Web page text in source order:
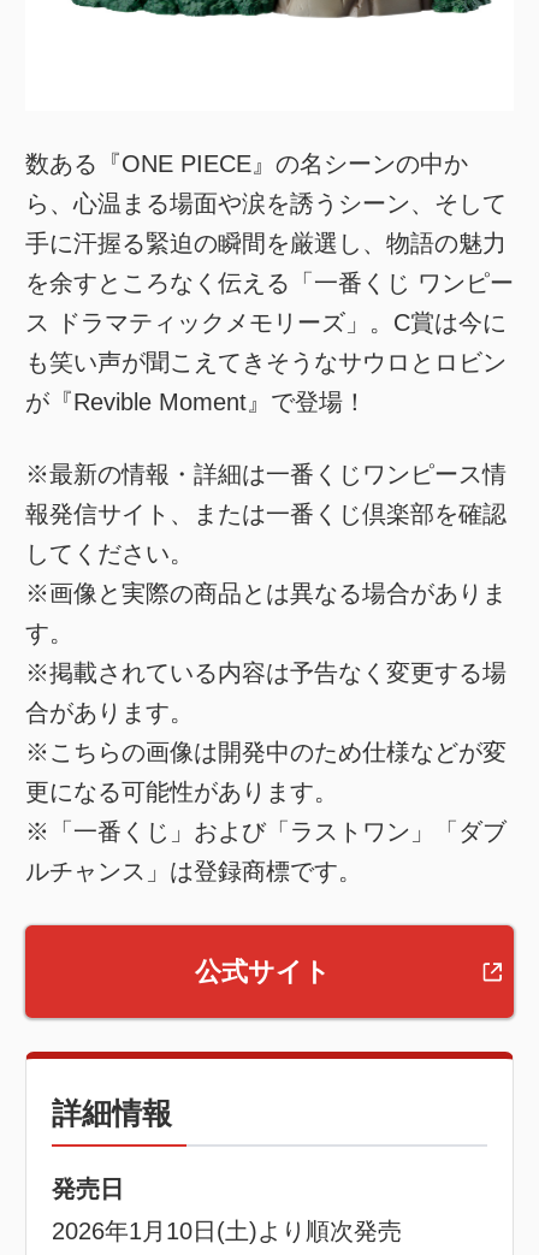
数ある『ONE PIECE』の名シーンの中か
ら、心温まる場面や涙を誘うシーン、そして
手に汗握る緊迫の瞬間を厳選し、物語の魅力
を余すところなく伝える「一番くじ ワンピー
ス ドラマティックメモリーズ」。C賞は今に
も笑い声が聞こえてきそうなサウロとロビン
が『Revible Moment』で登場！
※最新の情報・詳細は一番くじワンピース情
報発信サイト、または一番くじ倶楽部を確認
してください。
※画像と実際の商品とは異なる場合がありま
す。
※掲載されている内容は予告なく変更する場
合があります。
※こちらの画像は開発中のため仕様などが変
更になる可能性があります。
※「一番くじ」および「ラストワン」「ダブ
ルチャンス」は登録商標です。
公式サイト
詳細情報
発売日
2026年1月10日(土)より順次発売